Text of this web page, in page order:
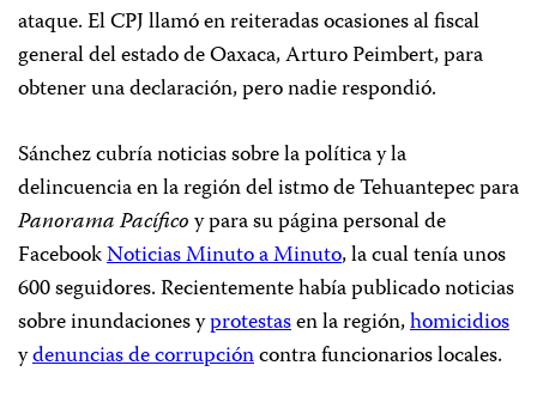
ataque. El CPJ llamó en reiteradas ocasiones al fiscal
general del estado de Oaxaca, Arturo Peimbert, para
obtener una declaración, pero nadie respondió.
Sánchez cubría noticias sobre la política y la
delincuencia en la región del istmo de Tehuantepec para
Panorama Pacíficoy para su página personal de
FacebookNoticias Minuto a Minuto, la cual tenía unos
600 seguidores. Recientemente había publicado noticias
sobre inundaciones yprotestasen la región,homicidios
ydenuncias de corrupcióncontra funcionarios locales.